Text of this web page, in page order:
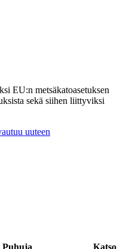
EU:n metsäkatoasetuksen
sekä siihen liittyviksi
uuteen